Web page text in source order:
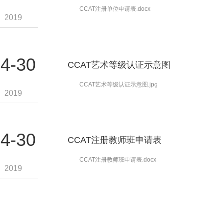
2019
CCAT注册单位申请表.docx
30
2019
CCAT艺术等级认证示意图
CCAT艺术等级认证示意图.jpg
30
2019
CCAT注册教师班申请表
CCAT注册教师班申请表.docx